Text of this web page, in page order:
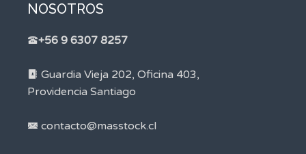
NOSOTROS
+56 9 6307 8257
Guardia Vieja 202, Oficina 403,
Providencia Santiago
contacto@masstock.cl